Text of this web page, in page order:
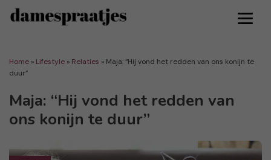
Home » Lifestyle » Relaties » Maja: “Hij vond het redden van ons konijn te
duur”
Maja: “Hij vond het redden van
ons konijn te duur”